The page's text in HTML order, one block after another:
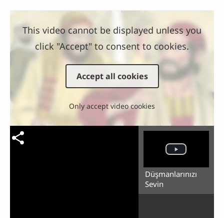
This video cannot be displayed unless you
click "Accept" to consent to cookies.
Accept all cookies
Only accept video cookies
Düşmanlarınızı
Sevin